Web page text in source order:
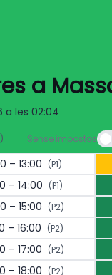
a
les 02:04
Sense impostos
– 13:00 (P1)
– 14:00 (P1)
– 15:00 (P2)
– 16:00 (P2)
– 17:00 (P2)
– 18:00 (P2)